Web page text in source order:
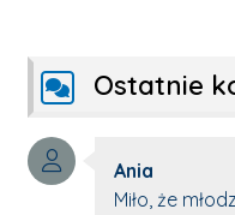
Ostatnie
Autor
Ania
Treść
Miło, że